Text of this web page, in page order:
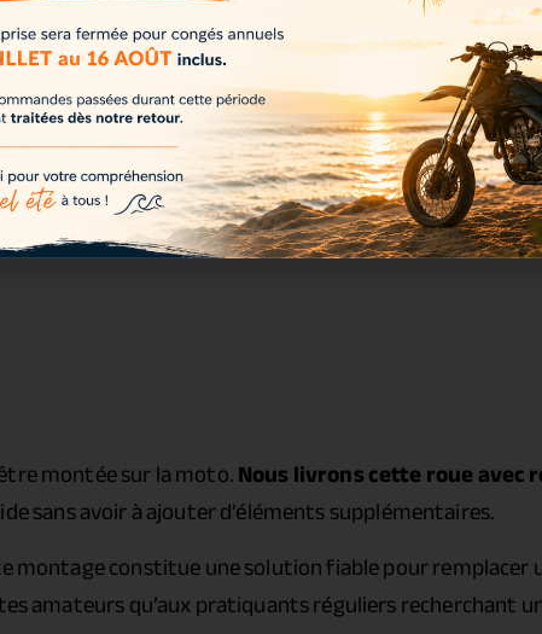
montée sur la moto.Nous livrons cette roue
sans avoir à ajouter d’éléments supplémentaires.
montage constitue une solution fiable pour remplacer
amateurs qu’aux pratiquants réguliers recherchant